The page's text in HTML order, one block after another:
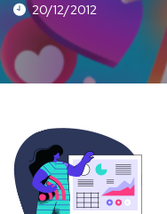
20/12/2012